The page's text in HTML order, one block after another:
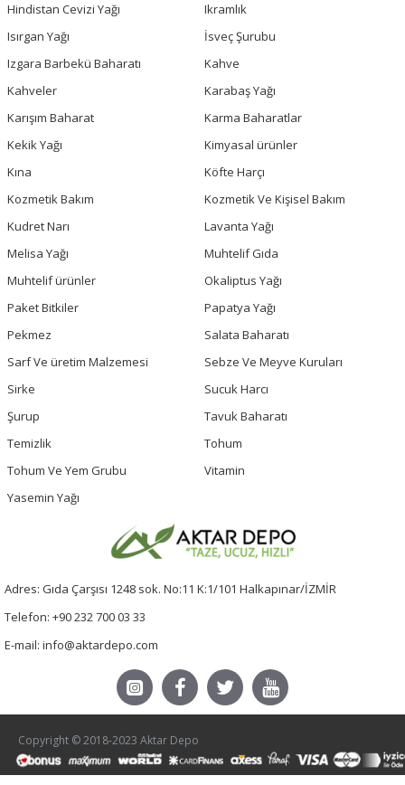
Hindistan Cevizi Yağı
Ikramlık
Isırgan Yağı
İsveç Şurubu
Izgara Barbekü Baharatı
Kahve
Kahveler
Karabaş Yağı
Karışım Baharat
Karma Baharatlar
Kekik Yağı
Kimyasal ürünler
Kına
Köfte Harçı
Kozmetik Bakım
Kozmetik Ve Kişisel Bakım
Kudret Narı
Lavanta Yağı
Melisa Yağı
Muhtelif Gıda
Muhtelif ürünler
Okaliptus Yağı
Paket Bitkiler
Papatya Yağı
Pekmez
Salata Baharatı
Sarf Ve üretim Malzemesi
Sebze Ve Meyve Kuruları
Sirke
Sucuk Harcı
Şurup
Tavuk Baharatı
Temizlik
Tohum
Tohum Ve Yem Grubu
Vitamin
Yasemin Yağı
Adres: Gıda Çarşısı 1248 sok. No:11 K:1/101 Halkapınar/İZMİR
Telefon: +90 232 700 03 33
E-mail: info@aktardepo.com
Copyright © 2018-2023 Aktar Depo